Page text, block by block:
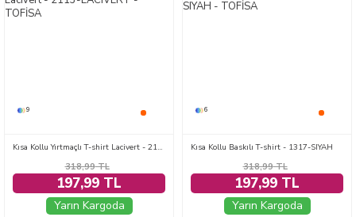
9
Kısa Kollu Yırtmaçlı T-shirt Lacivert - 2113-LACIVERT
318,99TL
197,99 TL
Yarın Kargoda
6
Kısa Kollu Baskılı T-shirt - 1317-SIYAH
318,99TL
197,99 TL
Yarın Kargoda